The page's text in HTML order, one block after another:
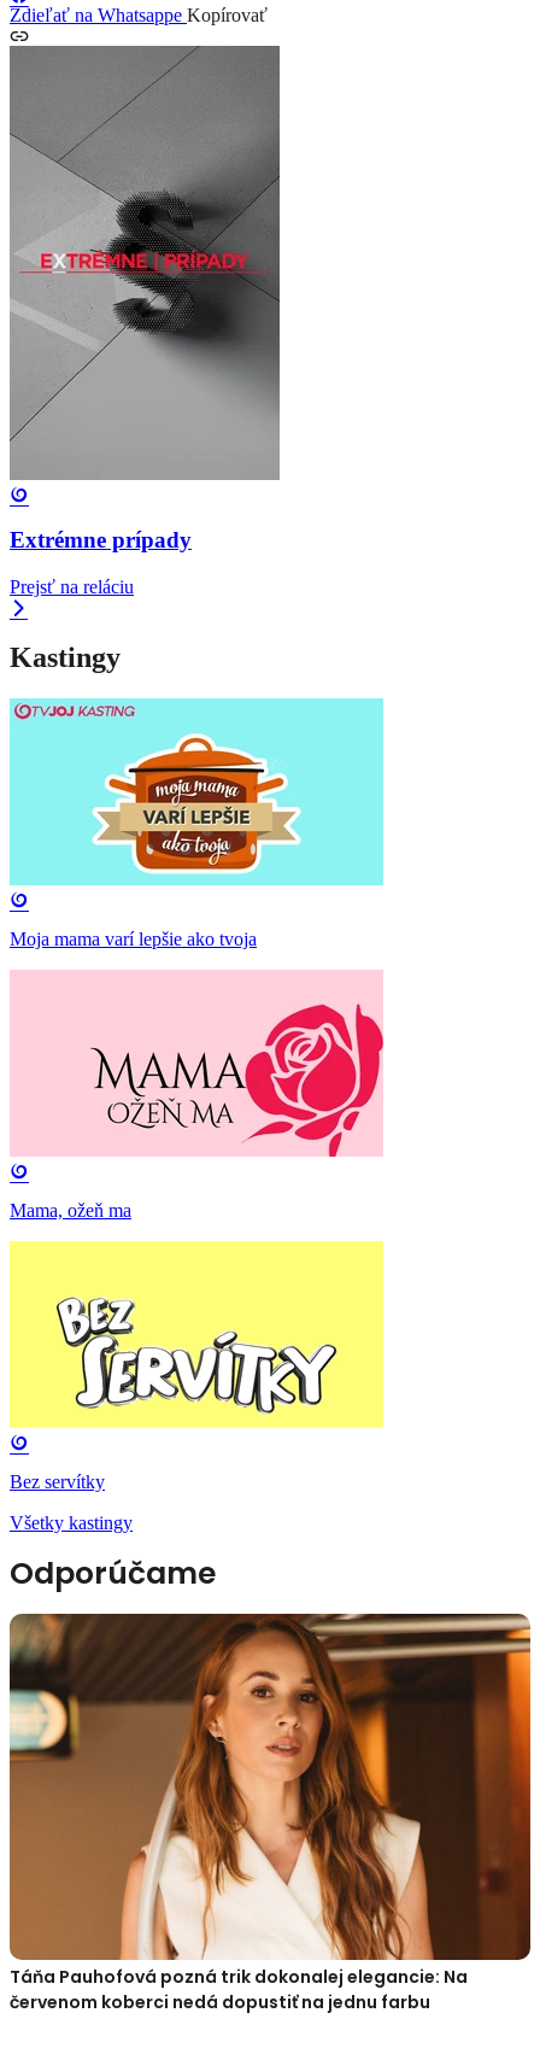
Zdieľať na Whatsappe Kopírovať
Extrémne prípady
Prejsť na reláciu
Kastingy
Moja mama varí lepšie ako tvoja
Mama, ožeň ma
Bez servítky
Všetky kastingy
Odporúčame
Táňa Pauhofová pozná trik dokonalej elegancie: Na
červenom koberci nedá dopustiť na jednu farbu